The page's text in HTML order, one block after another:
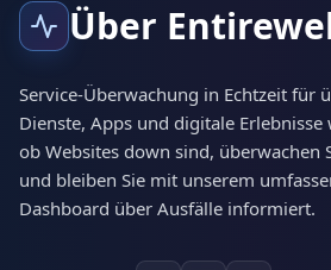
Über
Service-Überwachung in Echtzeit für
Dienste, Apps und digitale Erlebnisse
ob Websites down sind, überwachen
und bleiben Sie mit unserem
Dashboard über Ausfälle informiert.